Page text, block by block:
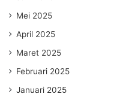
Mei 2025
April 2025
Maret 2025
Februari 2025
Januari 2025